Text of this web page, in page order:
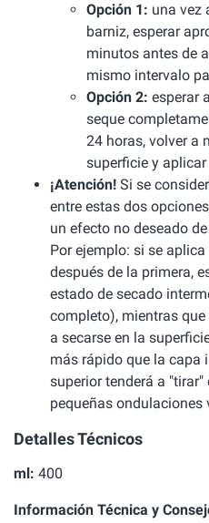
Opción 1: una vez
barniz, esperar
minutos antes de
mismo intervalo
Opción 2: esperar
seque
24 horas, volver a
superficie y
¡Atención! Si se
entre estas dos
un efecto no deseado
Por ejemplo: si se
después de la primera,
estado de secado
completo), mientras
a secarse en la
más rápido que la capa
superior tenderá a
pequeñas
Detalles Técnicos
ml: 400
Información Técnica y